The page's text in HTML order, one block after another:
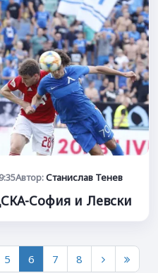
Автор:Станислав Тенев
София и Левски
5 6 7 8